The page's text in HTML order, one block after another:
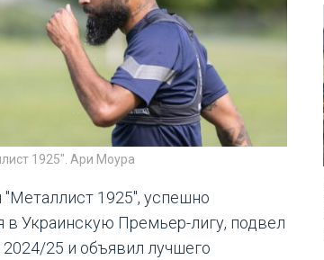
1925". Ари Моура
1925", успешно
в Украинскую Премьер-лигу, подвел
2024/25 и объявил лучшего